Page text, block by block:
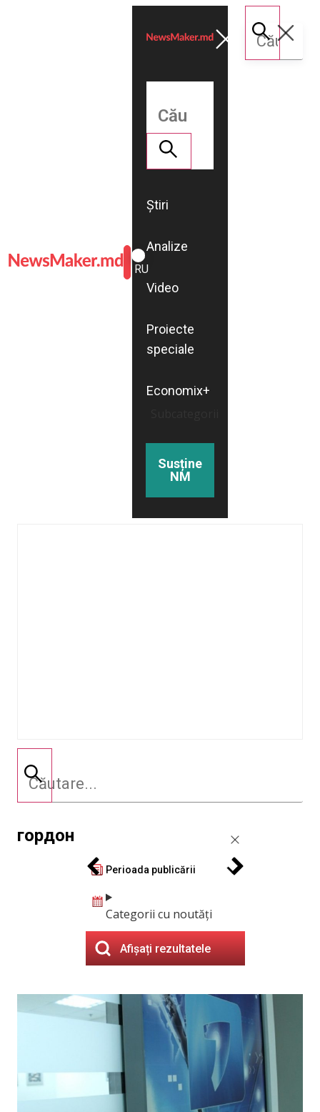
ROMÂNĂ
RU
Știri
Analize
Video
Proiecte
speciale
Economix+
Susține
NM
гордон
Perioada publicării
Categorii cu noutăți
Afișați rezultatele